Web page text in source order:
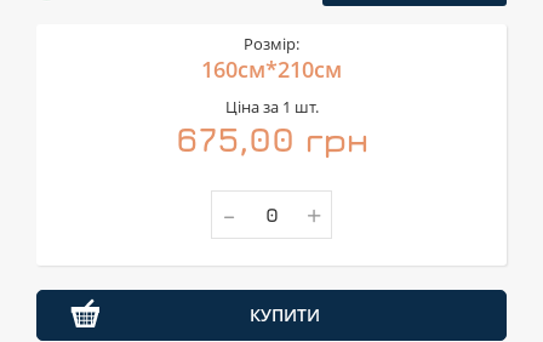
Розмір:
160см*210см
Ціна за 1 шт.
675,00 грн
- +
КУПИТИ